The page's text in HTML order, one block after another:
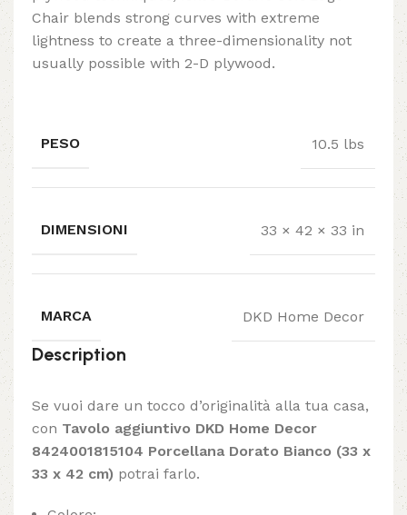
Chair blends strong curves with extreme
lightness to create a three-dimensionality not
usually possible with 2-D plywood.
PESO 10.5 lbs
DIMENSIONI 33 × 42 × 33 in
MARCA DKD Home Decor
Description
Se vuoi dare un tocco d’originalità alla tua casa,
con Tavolo aggiuntivo DKD Home Decor
8424001815104 Porcellana Dorato Bianco (33 x
33 x 42 cm) potrai farlo.